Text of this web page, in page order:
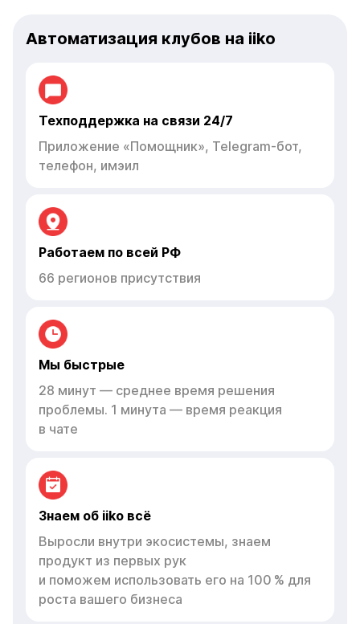
Автоматизация клубов на iiko
Техподдержка на связи 24/7
Приложение «Помощник», Telegram-бот,
телефон, имэил
Работаем по всей РФ
66 регионов присутствия
Мы быстрые
28 минут — среднее время решения
проблемы. 1 минута — время реакция
в чате
Знаем об iiko всё
Выросли внутри экосистемы, знаем
продукт из первых рук
и поможем использовать его на 100 % для
роста вашего бизнеса